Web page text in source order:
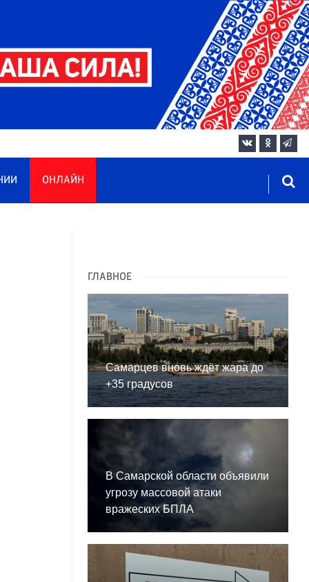
ОНЛАЙН
ГЛАВНОЕ
Самарцев вновь ждёт жара до
+35 градусов
В Самарской области объявили
угрозу массовой атаки
вражеских БПЛА